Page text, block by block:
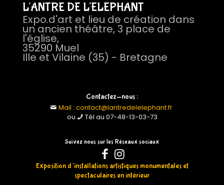
L'ANTRE DE L'ELEPHANT
Expo.d'art et lieu de création dans
un ancien théâtre, 3 place de
l'église,
35290 Muel
Ille et Vilaine (35) - Bretagne
Contactez-nous :
Mail : contact@lantredelelephant.fr
ou
Tél au 07-48-13-03-73
Suivez nous sur les Réseaux sociaux
Exposition d’installations artistiques monumentales et
spectaculaires en intérieur